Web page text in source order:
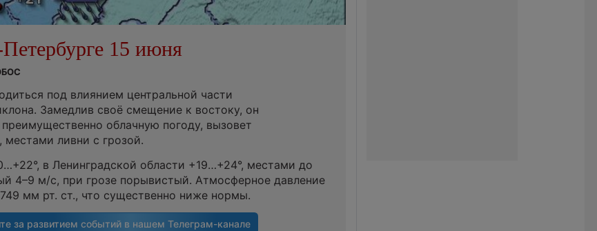
15 июня
под влиянием центральной части
Замедлив своё смещение к востоку, он
облачную погоду, вызовет
ливни с грозой.
в Ленинградской области +19…+24°, местами до
4–9 м/с, при грозе порывистый. Атмосферное давление
мм рт. ст., что существенно ниже нормы.
за развитием событий в нашем Телеграм-канале